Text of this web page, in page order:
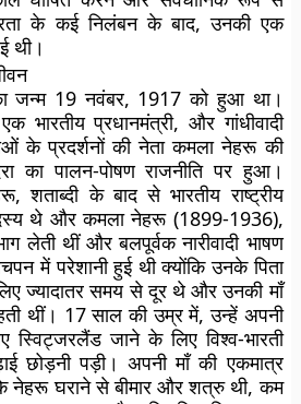
के कई निलंबन के बाद, उनकी एक
थी।
का जन्म 19 नवंबर, 1917 को हुआ था।
भारतीय प्रधानमंत्री, और गांधीवादी
के प्रदर्शनों की नेता कमला नेहरू की
का पालन-पोषण राजनीति पर हुआ।
शताब्दी के बाद से भारतीय राष्ट्रीय
थे और कमला नेहरू (1899-1936),
लेती थीं और बलपूर्वक नारीवादी भाषण
में परेशानी हुई थी क्योंकि उनके पिता
ज्यादातर समय से दूर थे और उनकी माँ
थीं। 17 साल की उम्र में, उन्हें अपनी
स्विट्जरलैंड जाने के लिए विश्व-भारती
छोड़नी पड़ी। अपनी माँ की एकमात्र
नेहरू घराने से बीमार और शत्रु थी, कम